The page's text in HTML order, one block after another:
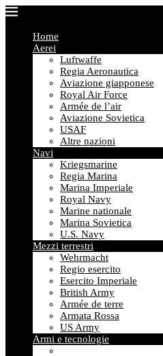
Home
Aerei
Luftwaffe
Regia Aeronautica
Aviazione giapponese
Royal Air Force
Armée de l’air
Aviazione Sovietica
USAF
Altre nazioni
Navi
Kriegsmarine
Regia Marina
Marina Imperiale
Royal Navy
Marine nationale
Marina Sovietica
U.S. Navy
Mezzi terrestri
Wehrmacht
Regio esercito
Esercito Imperiale
British Army
Armée de terre
Armata Rossa
US Army
Armi e tecnologie